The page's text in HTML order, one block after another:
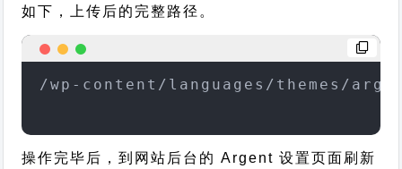
如下，上传后的完整路径。
/wp-content/languages/themes/
操作完毕后，到网站后台的 Argent 设置页面刷新